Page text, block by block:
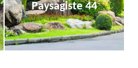
Paysagiste 44